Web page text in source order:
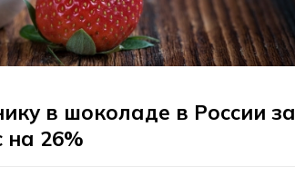
в шоколаде в России за
на 26%